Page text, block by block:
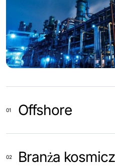
Offshore
Branża